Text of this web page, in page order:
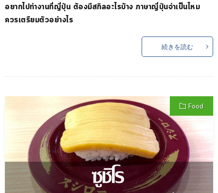
อยากไปทำงานที่ญี่ปุ่น ต้องมีสกิลอะไรบ้าง ภาษาญี่ปุ่นจำเป็นไหม
ควรเตรียมตัวอย่างไร
続きを読む
Food